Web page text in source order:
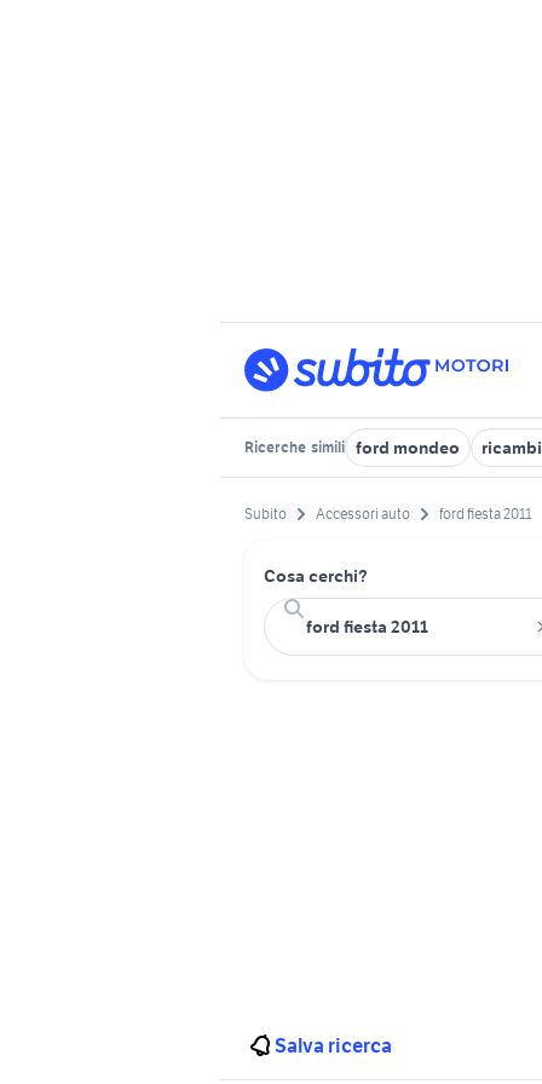
Ricerche simili ford mondeo
Subito Accessori auto ford fiesta 2011
Cosa cerchi?
Salva ricerca